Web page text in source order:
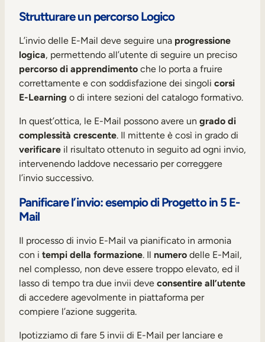
Strutturare un percorso Logico
L’invio delle E-Mail deve seguire una progressione
logica, permettendo all’utente di seguire un preciso
percorso di apprendimento che lo porta a fruire
correttamente e con soddisfazione dei singoli corsi
E-Learning o di intere sezioni del catalogo formativo.
In quest’ottica, le E-Mail possono avere un grado di
complessità crescente. Il mittente è così in grado di
verificare il risultato ottenuto in seguito ad ogni invio,
intervenendo laddove necessario per correggere
l’invio successivo.
Panificare l’invio: esempio di Progetto in 5 E-
Mail
Il processo di invio E-Mail va pianificato in armonia
con i tempi della formazione. Il numero delle E-Mail,
nel complesso, non deve essere troppo elevato, ed il
lasso di tempo tra due invii deve consentire all’utente
di accedere agevolmente in piattaforma per
compiere l’azione suggerita.
Ipotizziamo di fare 5 invii di E-Mail per lanciare e